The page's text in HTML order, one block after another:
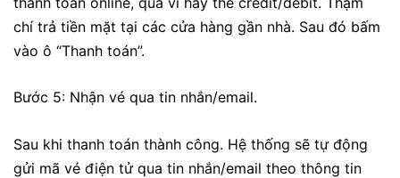
chí trả tiền mặt tại các cửa hàng gần nhà. Sau đó bấm
vào ô “Thanh toán”.
Bước 5: Nhận vé qua tin nhắn/email.
Sau khi thanh toán thành công. Hệ thống sẽ tự động
gửi mã vé điện tử qua tin nhắn/email theo thông tin